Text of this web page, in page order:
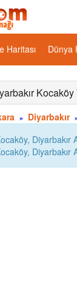
Haritası Dünya
» Diyarbakır
Diyarbakır
Diyarbakır